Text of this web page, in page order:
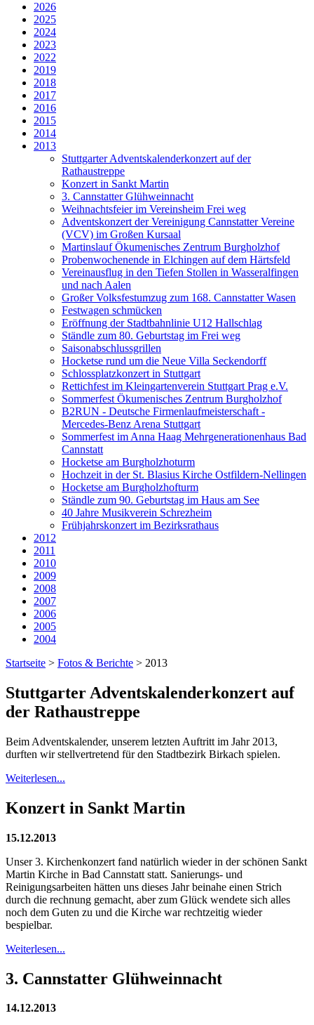
2026
2025
2024
2023
2022
2019
2018
2017
2016
2015
2014
2013
Stuttgarter Adventskalenderkonzert auf der
Rathaustreppe
Konzert in Sankt Martin
3. Cannstatter Glühweinnacht
Weihnachtsfeier im Vereinsheim Frei weg
Adventskonzert der Vereinigung Cannstatter Vereine
(VCV) im Großen Kursaal
Martinslauf Ökumenisches Zentrum Burgholzhof
Probenwochenende in Elchingen auf dem Härtsfeld
Vereinausflug in den Tiefen Stollen in Wasseralfingen
und nach Aalen
Großer Volksfestumzug zum 168. Cannstatter Wasen
Festwagen schmücken
Eröffnung der Stadtbahnlinie U12 Hallschlag
Ständle zum 80. Geburtstag im Frei weg
Saisonabschlussgrillen
Hocketse rund um die Neue Villa Seckendorff
Schlossplatzkonzert in Stuttgart
Rettichfest im Kleingartenverein Stuttgart Prag e.V.
Sommerfest Ökumenisches Zentrum Burgholzhof
B2RUN - Deutsche Firmenlaufmeisterschaft -
Mercedes-Benz Arena Stuttgart
Sommerfest im Anna Haag Mehrgenerationenhaus Bad
Cannstatt
Hocketse am Burgholzhoturm
Hochzeit in der St. Blasius Kirche Ostfildern-Nellingen
Hocketse am Burgholzhofturm
Ständle zum 90. Geburtstag im Haus am See
40 Jahre Musikverein Schrezheim
Frühjahrskonzert im Bezirksrathaus
2012
2011
2010
2009
2008
2007
2006
2005
2004
Startseite > Fotos & Berichte > 2013
Stuttgarter Adventskalenderkonzert auf
der Rathaustreppe
Beim Adventskalender, unserem letzten Auftritt im Jahr 2013,
durften wir stellvertretend für den Stadtbezirk Birkach spielen.
Weiterlesen...
Konzert in Sankt Martin
15.12.2013
Unser 3. Kirchenkonzert fand natürlich wieder in der schönen Sankt
Martin Kirche in Bad Cannstatt statt. Sanierungs- und
Reinigungsarbeiten hätten uns dieses Jahr beinahe einen Strich
durch die rechnung gemacht, aber zum Glück wendete sich alles
noch dem Guten zu und die Kirche war rechtzeitig wieder
bespielbar.
Weiterlesen...
3. Cannstatter Glühweinnacht
14.12.2013